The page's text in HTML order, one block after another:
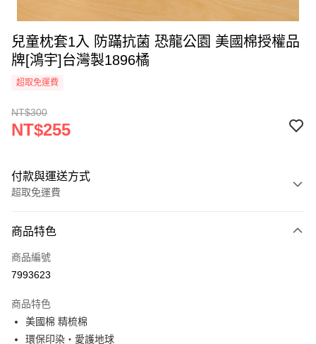
兒童枕套1入 防蹣抗菌 恐龍公園 美國棉授權品
牌[鴻宇]台灣製1896橘
超取免運費
NT$300
NT$255
付款與運送方式
超取免運費
信用卡一次付款
超商取貨付款
Apple Pay
商品特色
商品編號
7993623
商品特色
美國棉 精梳棉
環保印染‧愛護地球